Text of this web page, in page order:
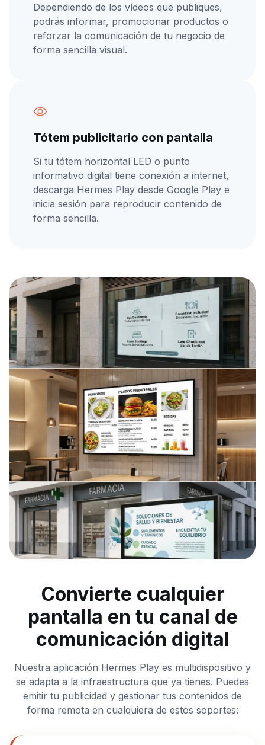
Dependiendo de los vídeos que publiques,
podrás informar, promocionar productos o
reforzar la comunicación de tu negocio de
forma sencilla visual.
Tótem publicitario con pantalla
Si tu tótem horizontal LED o punto
informativo digital tiene conexión a internet,
descarga Hermes Play desde Google Play e
inicia sesión para reproducir contenido de
forma sencilla.
Convierte cualquier
pantalla en tu canal de
comunicación digital
Nuestra aplicación Hermes Play es multidispositivo y
se adapta a la infraestructura que ya tienes. Puedes
emitir tu publicidad y gestionar tus contenidos de
forma remota en cualquiera de estos soportes: